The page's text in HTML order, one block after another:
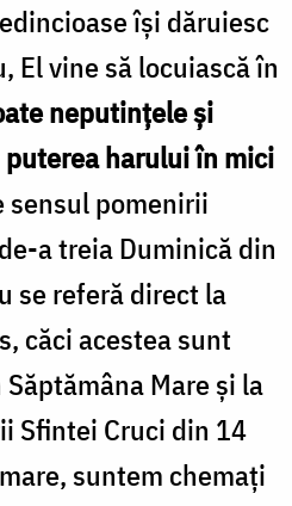
își dăruiesc
El vine să locuiască în
neputințele și
harului în mici
sensul pomenirii
a treia Duminică din
se referă direct la
căci acestea sunt
Mare și la
Sfintei Cruci din 14
suntem chemați